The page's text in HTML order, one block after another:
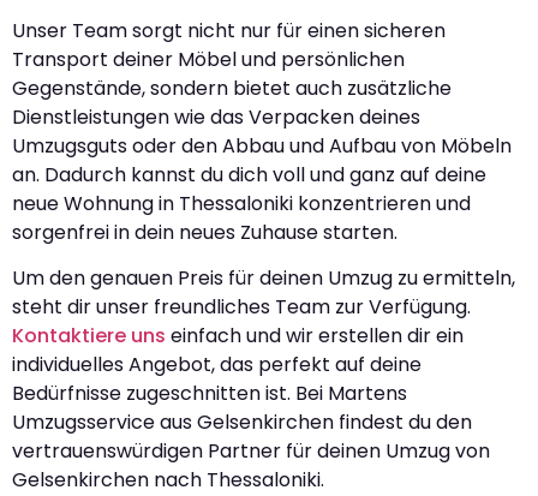
Unser Team sorgt nicht nur für einen sicheren
Transport deiner Möbel und persönlichen
Gegenstände, sondern bietet auch zusätzliche
Dienstleistungen wie das Verpacken deines
Umzugsguts oder den Abbau und Aufbau von Möbeln
an. Dadurch kannst du dich voll und ganz auf deine
neue Wohnung in Thessaloniki konzentrieren und
sorgenfrei in dein neues Zuhause starten.
Um den genauen Preis für deinen Umzug zu ermitteln,
steht dir unser freundliches Team zur Verfügung.
Kontaktiere uns einfach und wir erstellen dir ein
individuelles Angebot, das perfekt auf deine
Bedürfnisse zugeschnitten ist. Bei Martens
Umzugsservice aus Gelsenkirchen findest du den
vertrauenswürdigen Partner für deinen Umzug von
Gelsenkirchen nach Thessaloniki.